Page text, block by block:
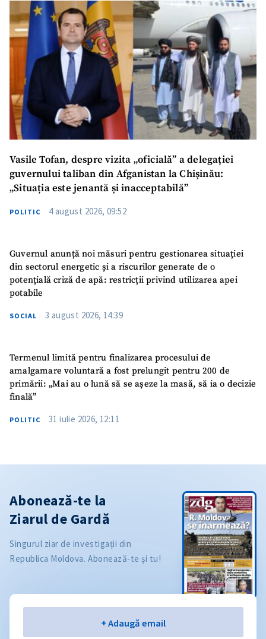
Vasile Tofan, despre vizita „oficială” a delegației
guvernului taliban din Afganistan la Chișinău:
„Situația este jenantă și inacceptabilă”
POLITIC 4 august 2026, 09:52
Guvernul anunță noi măsuri pentru gestionarea situației
din sectorul energetic și a riscurilor generate de o
potențială criză de apă: restricții privind utilizarea apei
potabile
SOCIAL 3 august 2026, 14:39
Termenul limită pentru finalizarea procesului de
amalgamare voluntară a fost prelungit pentru 200 de
primării: „Mai au o lună să se așeze la masă, să ia o decizie
finală”
POLITIC 31 iulie 2026, 12:11
Abonează-te la
Ziarul de Gardă
Singurul ziar de investigații din
Republica Moldova. Abonează-te și tu!
+ Adaugă email